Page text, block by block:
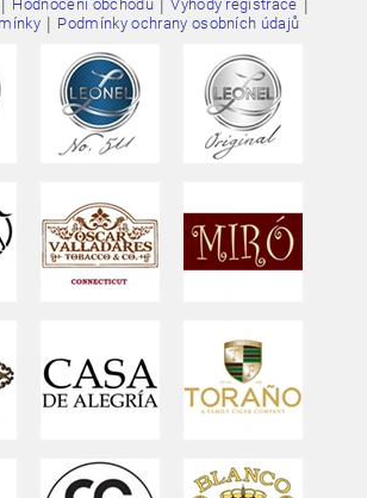
| Hodnocení obchodu | Výhody registrace |
| Podmínky ochrany osobních údajů